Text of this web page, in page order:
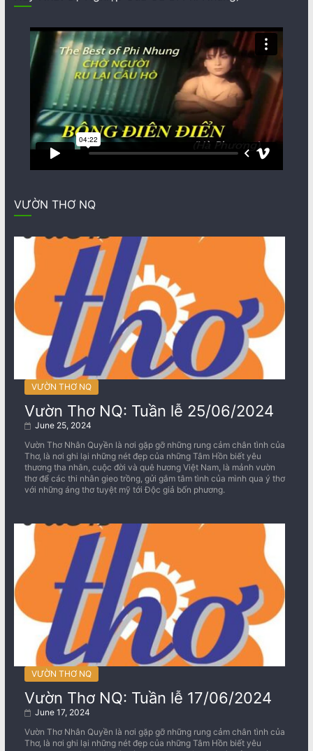
VƯỜN THƠ NQ
VƯỜN THƠ NQ
Vườn Thơ NQ: Tuần lễ 25/06/2024
June 25, 2024
Vườn Thơ Nhân Quyền là nơi gặp gỡ những rung cảm chân tình của
Thơ, là nơi ghi lại những nét đẹp của những Tâm Hồn biết yêu
thương tha nhân, cuộc đời và quê hương Việt Nam, là mảnh vườn
thơ để các thi nhân gieo trồng, gửi gắm tâm tình của mình qua ý thơ
với những áng thơ tuyệt mỹ tới Độc giả bốn phương.
VƯỜN THƠ NQ
Vườn Thơ NQ: Tuần lễ 17/06/2024
June 17, 2024
Vườn Thơ Nhân Quyền là nơi gặp gỡ những rung cảm chân tình của
Thơ, là nơi ghi lại những nét đẹp của những Tâm Hồn biết yêu